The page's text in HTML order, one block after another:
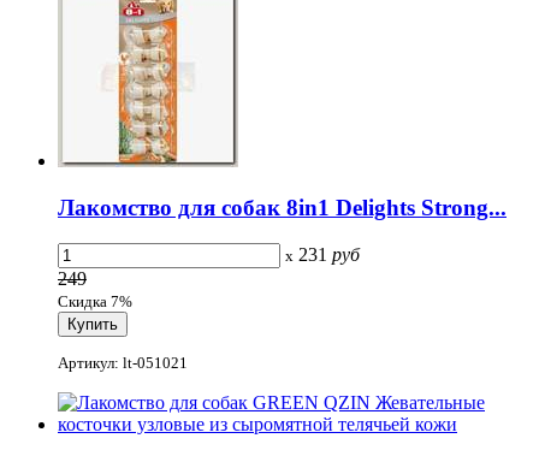
Лакомство для собак 8in1 Delights Strong...
x 231 руб
249
Скидка 7%
Артикул: lt-051021